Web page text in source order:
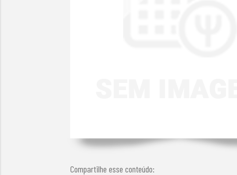
Compartilhe esse conteúdo: